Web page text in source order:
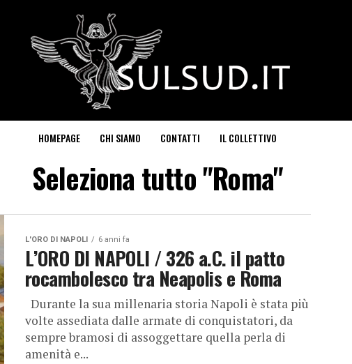
HOMEPAGE CHI SIAMO CONTATTI IL COLLETTIVO
Seleziona tutto "Roma"
L'ORO DI NAPOLI 6 anni fa
L’ORO DI NAPOLI / 326 a.C. il patto
rocambolesco tra Neapolis e Roma
Durante la sua millenaria storia Napoli è stata più
volte assediata dalle armate di conquistatori, da
sempre bramosi di assoggettare quella perla di
amenità e...